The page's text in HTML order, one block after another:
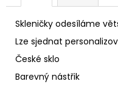
Skleničky odesíláme
Lze sjednat
České sklo
Barevný nástřik